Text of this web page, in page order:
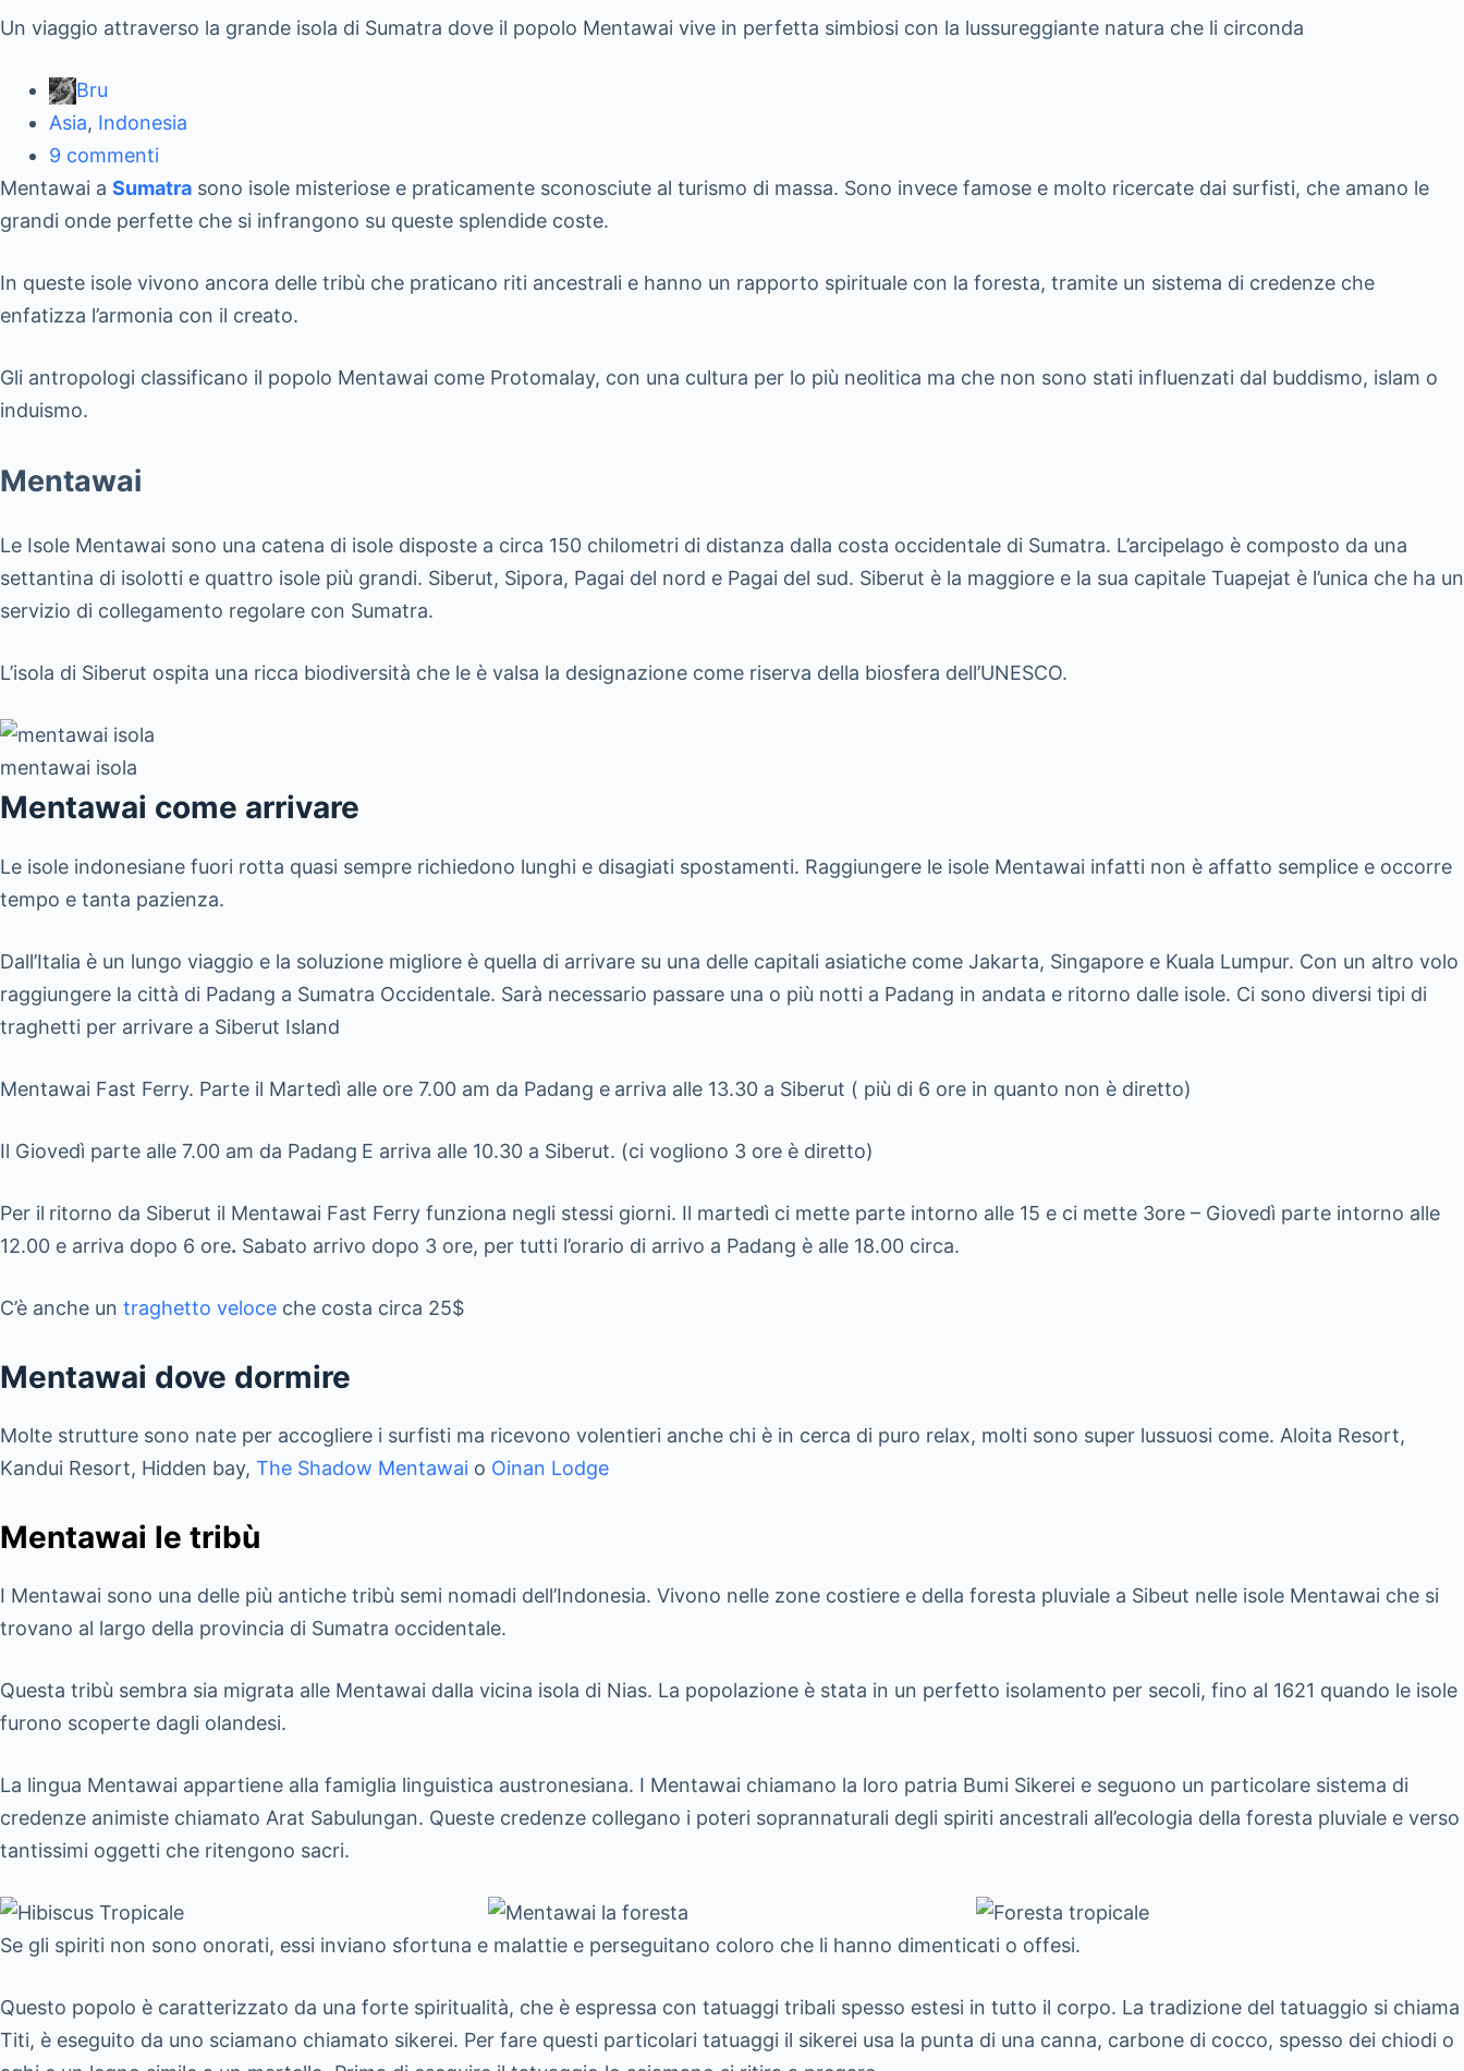
Un viaggio attraverso la grande isola di Sumatra dove il popolo Mentawai vive in perfetta simbiosi con la lussureggiante natura che li circonda
Bru
Asia, Indonesia
9 commenti
Mentawai a Sumatra sono isole misteriose e praticamente sconosciute al turismo di massa. Sono invece famose e molto ricercate dai surfisti, che amano le
grandi onde perfette che si infrangono su queste splendide coste.
In queste isole vivono ancora delle tribù che praticano riti ancestrali e hanno un rapporto spirituale con la foresta, tramite un sistema di credenze che
enfatizza l’armonia con il creato.
Gli antropologi classificano il popolo Mentawai come Protomalay, con una cultura per lo più neolitica ma che non sono stati influenzati dal buddismo, islam o
induismo.
Mentawai
Le Isole Mentawai sono una catena di isole disposte a circa 150 chilometri di distanza dalla costa occidentale di Sumatra. L’arcipelago è composto da una
settantina di isolotti e quattro isole più grandi. Siberut, Sipora, Pagai del nord e Pagai del sud. Siberut è la maggiore e la sua capitale Tuapejat è l’unica che ha un
servizio di collegamento regolare con Sumatra.
L’isola di Siberut ospita una ricca biodiversità che le è valsa la designazione come riserva della biosfera dell’UNESCO.
mentawai isola
Mentawai come arrivare
Le isole indonesiane fuori rotta quasi sempre richiedono lunghi e disagiati spostamenti. Raggiungere le isole Mentawai infatti non è affatto semplice e occorre
tempo e tanta pazienza.
Dall’Italia è un lungo viaggio e la soluzione migliore è quella di arrivare su una delle capitali asiatiche come Jakarta, Singapore e Kuala Lumpur. Con un altro volo
raggiungere la città di Padang a Sumatra Occidentale. Sarà necessario passare una o più notti a Padang in andata e ritorno dalle isole. Ci sono diversi tipi di
traghetti per arrivare a Siberut Island
Mentawai Fast Ferry. Parte il Martedì alle ore 7.00 am da Padang e arriva alle 13.30 a Siberut ( più di 6 ore in quanto non è diretto)
Il Giovedì parte alle 7.00 am da Padang E arriva alle 10.30 a Siberut. (ci vogliono 3 ore è diretto)
Per il ritorno da Siberut il Mentawai Fast Ferry funziona negli stessi giorni. Il martedì ci mette parte intorno alle 15 e ci mette 3ore – Giovedì parte intorno alle
12.00 e arriva dopo 6 ore. Sabato arrivo dopo 3 ore, per tutti l’orario di arrivo a Padang è alle 18.00 circa.
C’è anche un traghetto veloce che costa circa 25$
Mentawai dove dormire
Molte strutture sono nate per accogliere i surfisti ma ricevono volentieri anche chi è in cerca di puro relax, molti sono super lussuosi come. Aloita Resort,
Kandui Resort, Hidden bay, The Shadow Mentawai o Oinan Lodge
Mentawai le tribù
I Mentawai sono una delle più antiche tribù semi nomadi dell’Indonesia. Vivono nelle zone costiere e della foresta pluviale a Sibeut nelle isole Mentawai che si
trovano al largo della provincia di Sumatra occidentale.
Questa tribù sembra sia migrata alle Mentawai dalla vicina isola di Nias. La popolazione è stata in un perfetto isolamento per secoli, fino al 1621 quando le isole
furono scoperte dagli olandesi.
La lingua Mentawai appartiene alla famiglia linguistica austronesiana. I Mentawai chiamano la loro patria Bumi Sikerei e seguono un particolare sistema di
credenze animiste chiamato Arat Sabulungan. Queste credenze collegano i poteri soprannaturali degli spiriti ancestrali all’ecologia della foresta pluviale e verso
tantissimi oggetti che ritengono sacri.
Se gli spiriti non sono onorati, essi inviano sfortuna e malattie e perseguitano coloro che li hanno dimenticati o offesi.
Questo popolo è caratterizzato da una forte spiritualità, che è espressa con tatuaggi tribali spesso estesi in tutto il corpo. La tradizione del tatuaggio si chiama
Titi, è eseguito da uno sciamano chiamato sikerei. Per fare questi particolari tatuaggi il sikerei usa la punta di una canna, carbone di cocco, spesso dei chiodi o